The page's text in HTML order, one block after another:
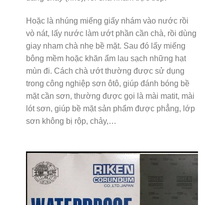
Hoặc là nhúng miếng giấy nhám vào nước rồi
vò nát, lấy nước làm ướt phần cần chà, rồi dùng
giay nham chà nhẹ bề mặt. Sau đó lấy miếng
bông mềm hoặc khăn ẩm lau sạch những hạt
mùn đi. Cách chà ướt thường được sử dụng
trong công nghiệp sơn ôtô, giúp đánh bóng bề
mặt cần sơn, thường được gọi là mài matit, mài
lót sơn, giúp bề mặt sản phẩm được phẳng, lớp
sơn không bị rộp, chảy,…